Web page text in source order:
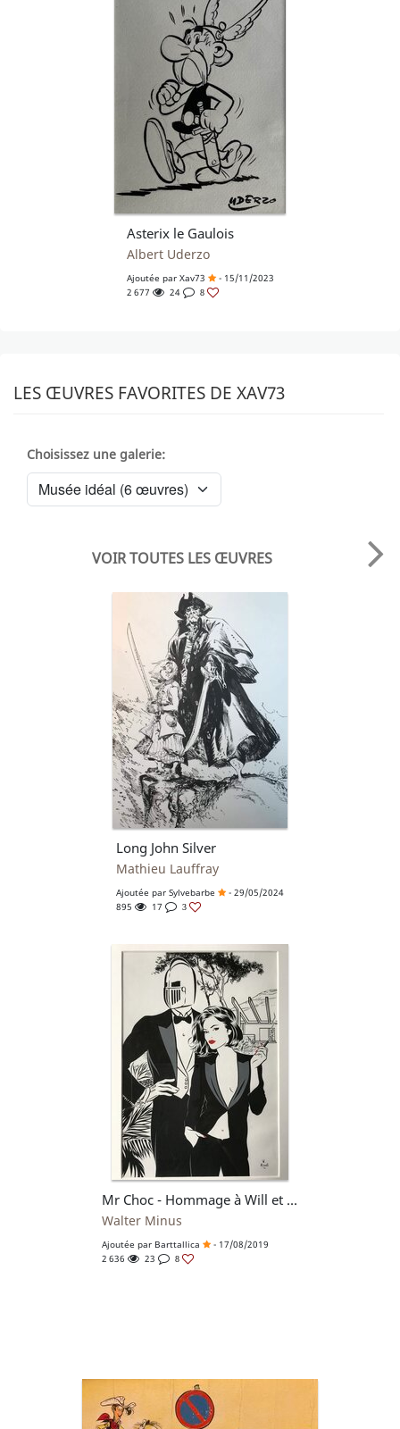
Asterix le Gaulois
Albert Uderzo
Ajoutée par Xav73
- 15/11/2023
2 677
24 8
LES ŒUVRES FAVORITES DE XAV73
Choisissez une galerie:
VOIR TOUTES LES ŒUVRES
Long John Silver
Mathieu Lauffray
Ajoutée par Sylvebarbe
- 29/05/2024
895
17 3
Mr Choc - Hommage à Will et Rosy
Walter Minus
Ajoutée par Barttallica
- 17/08/2019
2 636
23 8